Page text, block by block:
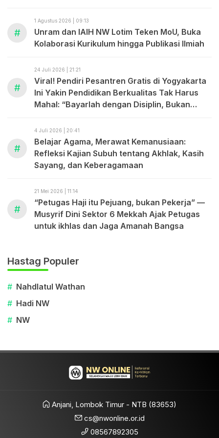
#
1 Agustus 2026 | 09:13
Unram dan IAIH NW Lotim Teken MoU, Buka
Kolaborasi Kurikulum hingga Publikasi Ilmiah
#
24 Juli 2026 | 21:21
Viral! Pendiri Pesantren Gratis di Yogyakarta
Ini Yakin Pendidikan Berkualitas Tak Harus
Mahal: “Bayarlah dengan Disiplin, Bukan
#
4 Juli 2026 | 20:41
Belajar Agama, Merawat Kemanusiaan:
Refleksi Kajian Subuh tentang Akhlak, Kasih
Sayang, dan Keberagamaan
#
21 Mei 2026 | 11:14
“Petugas Haji itu Pejuang, bukan Pekerja” —
Musyrif Dini Sektor 6 Mekkah Ajak Petugas
untuk ikhlas dan Jaga Amanah Bangsa
Hastag Populer
# Nahdlatul Wathan
# Hadi NW
# NW
Anjani, Lombok Timur - NTB (83653)
cs@nwonline.or.id
08567892305